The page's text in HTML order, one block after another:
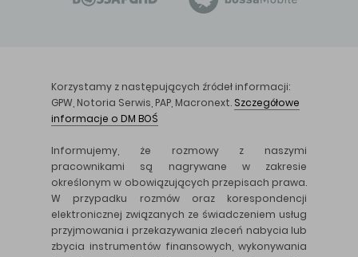
Korzystamy z następujących źródeł informacji:
GPW, Notoria Serwis, PAP, Macronext. Szczegółowe
informacje o DM BOŚ
Informujemy, że rozmowy z naszymi
pracownikami są nagrywane w zakresie
określonym w obowiązujących przepisach prawa.
W przypadku rozmów oraz korespondencji
elektronicznej związanych ze świadczeniem usług
przyjmowania i przekazywania zleceń nabycia lub
zbycia instrumentów finansowych, wykonywania